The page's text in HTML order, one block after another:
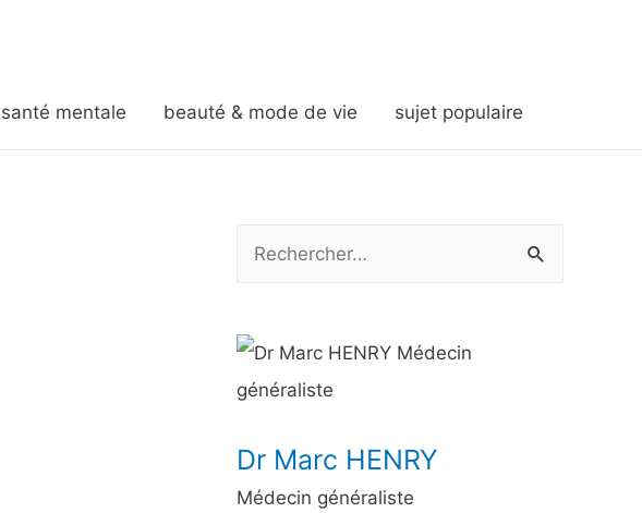
santé mentale beauté & mode de vie sujet populaire
h
e
c
h
Dr Marc HENRY
Médecin généraliste